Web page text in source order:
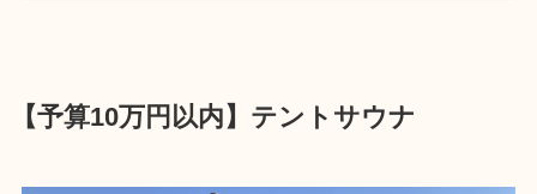
【予算10万円以内】テントサウナ